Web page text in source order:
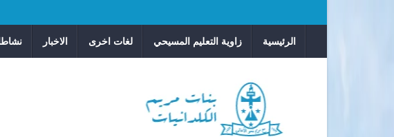
الرئيسية زاوية التعليم المسيحي لغات اخرى الاخبار